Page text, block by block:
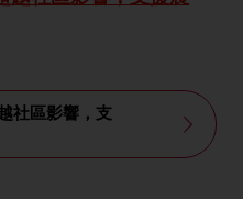
社區影響，支